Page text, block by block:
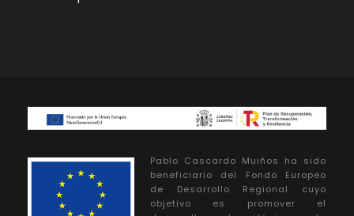
Pablo Cascardo Muiños ha sido
beneficiario del Fondo Europeo
de Desarrollo Regional cuyo
objetivo es promover el